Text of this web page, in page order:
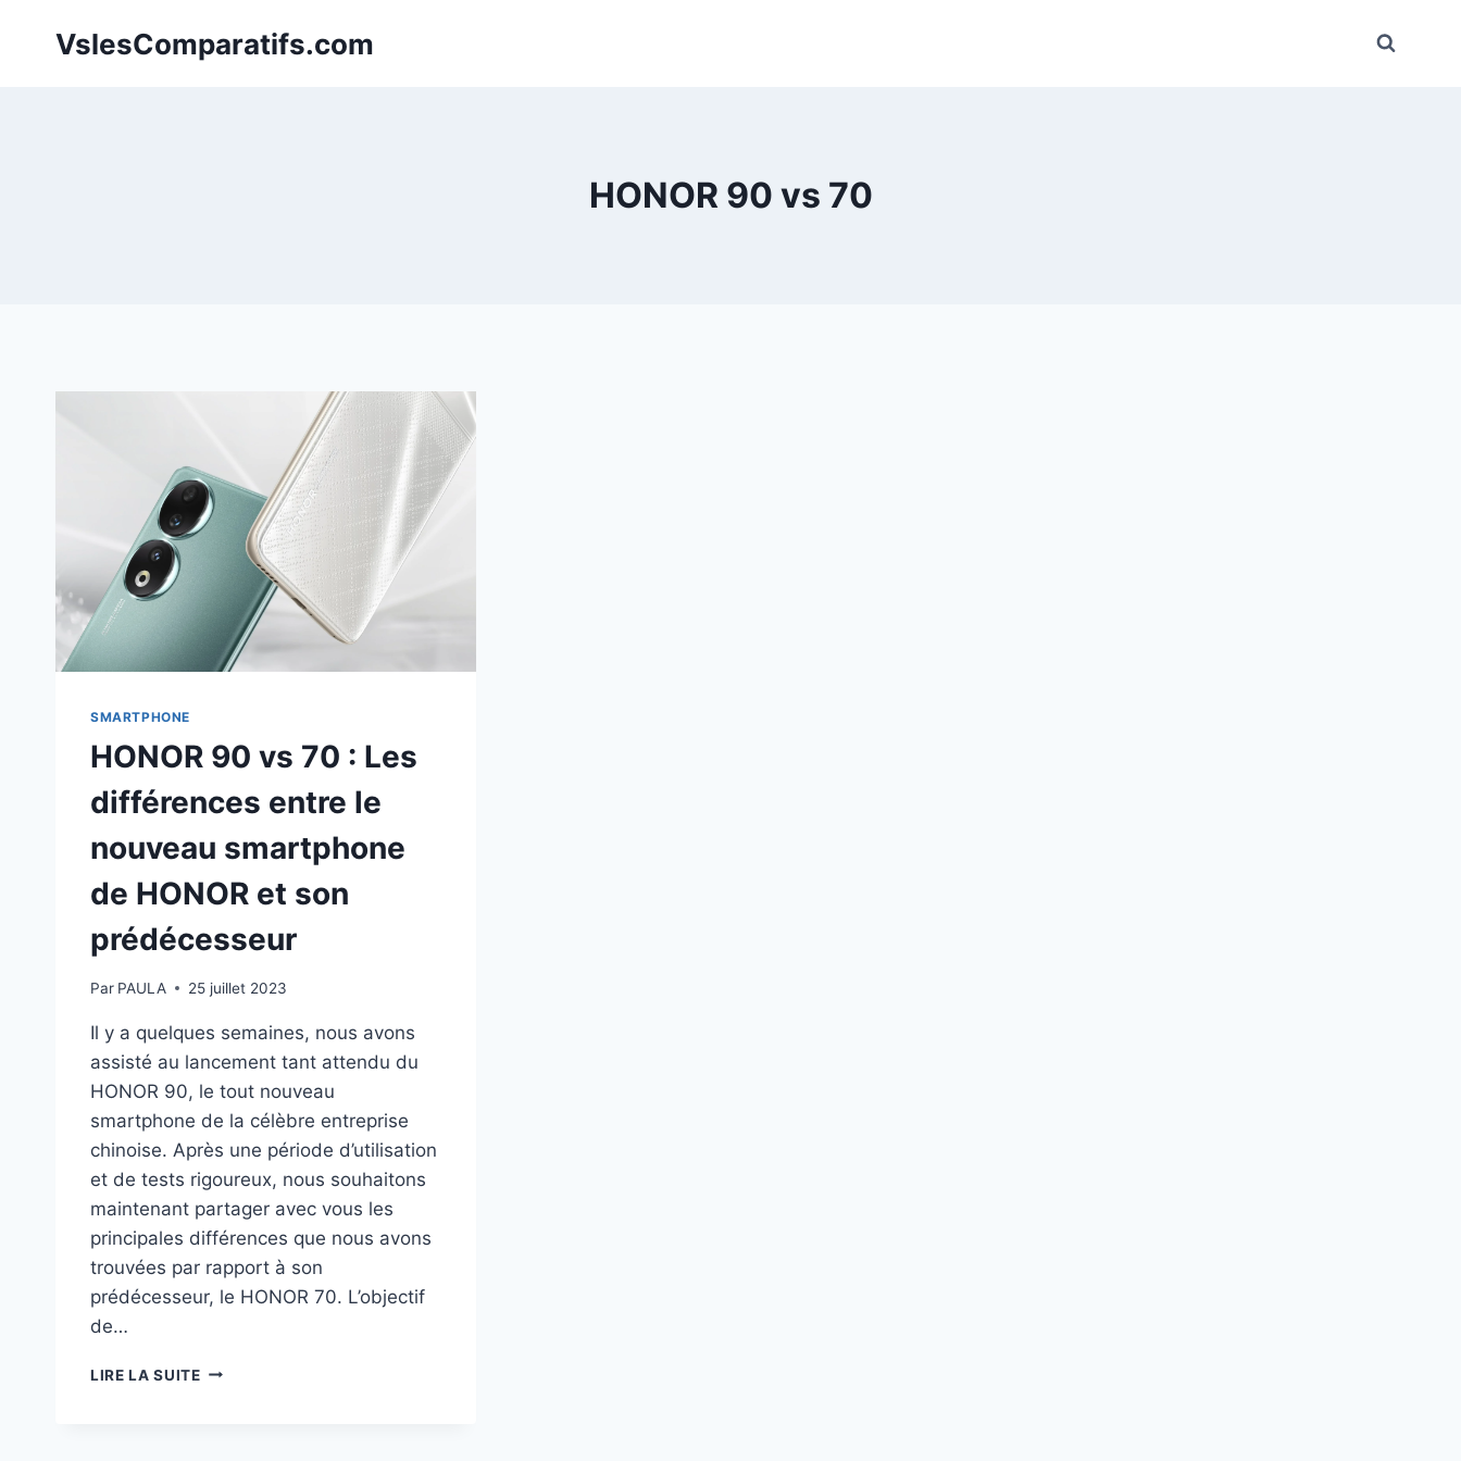
VslesComparatifs.com
HONOR 90 vs 70
SMARTPHONE
HONOR 90 vs 70 : Les
différences entre le
nouveau smartphone
de HONOR et son
prédécesseur
Par PAULA 25 juillet 2023
Il y a quelques semaines, nous avons
assisté au lancement tant attendu du
HONOR 90, le tout nouveau
smartphone de la célèbre entreprise
chinoise. Après une période d’utilisation
et de tests rigoureux, nous souhaitons
maintenant partager avec vous les
principales différences que nous avons
trouvées par rapport à son
prédécesseur, le HONOR 70. L’objectif
de…
LIRE LA SUITEHONOR